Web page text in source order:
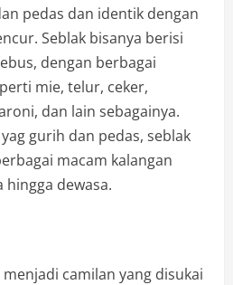
pedas dan identik dengan
Seblak bisanya berisi
dengan berbagai
mie, telur, ceker,
dan lain sebagainya.
gurih dan pedas, seblak
macam kalangan
dewasa.
camilan yang disukai